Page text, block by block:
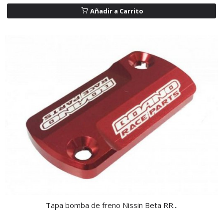
Añadir a Carrito
Tapa bomba de freno Nissin Beta RR...